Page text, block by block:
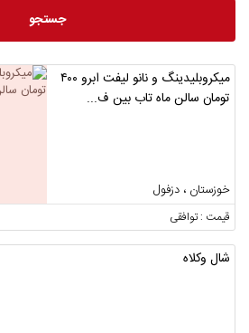
جستجو
میکروبلیدینگ و نانو لیفت ابرو ۴۰۰
تومان سالن ماه تاب بین ف...
خوزستان ، دزفول
قیمت : توافقی
شال وکلاه